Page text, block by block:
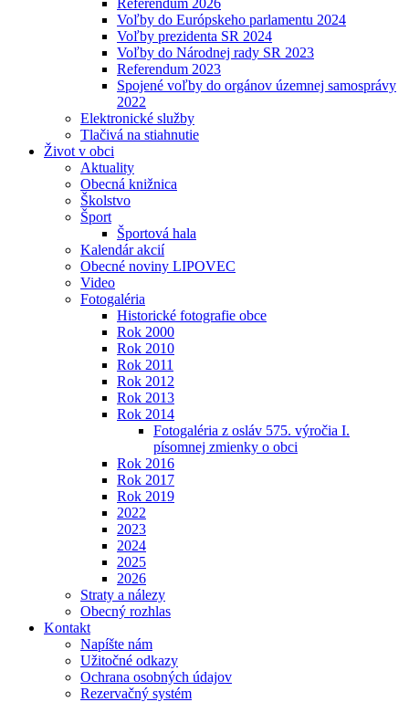
Referendum 2026
Voľby do Európskeho parlamentu 2024
Voľby prezidenta SR 2024
Voľby do Národnej rady SR 2023
Referendum 2023
Spojené voľby do orgánov územnej samosprávy
2022
Elektronické služby
Tlačivá na stiahnutie
Život v obci
Aktuality
Obecná knižnica
Školstvo
Šport
Športová hala
Kalendár akcií
Obecné noviny LIPOVEC
Video
Fotogaléria
Historické fotografie obce
Rok 2000
Rok 2010
Rok 2011
Rok 2012
Rok 2013
Rok 2014
Fotogaléria z osláv 575. výročia I.
písomnej zmienky o obci
Rok 2016
Rok 2017
Rok 2019
2022
2023
2024
2025
2026
Straty a nálezy
Obecný rozhlas
Kontakt
Napíšte nám
Užitočné odkazy
Ochrana osobných údajov
Rezervačný systém